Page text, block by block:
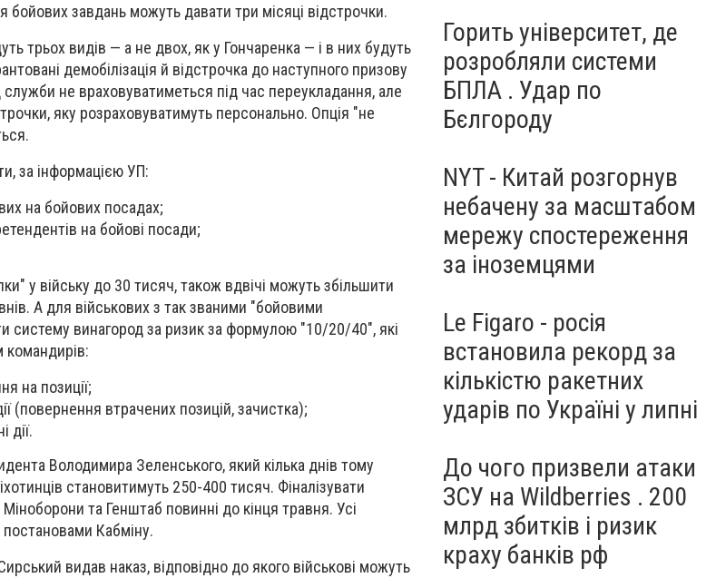
завдань можуть давати три місяці відстрочки.
трьох видів — а не двох, як у Гончаренка — і в них будуть
демобілізація й відстрочка до наступного призову
не враховуватиметься під час переукладання, але
яку розраховуватимуть персонально. Опція "не
за інформацією УП:
на бойових посадах;
на бойові посади;
у війську до 30 тисяч, також вдвічі можуть збільшити
А для військових з так званими "бойовими
систему винагород за ризик за формулою "10/20/40", які
командирів:
на позиції;
(повернення втрачених позицій, зачистка);
дії.
Володимира Зеленського, який кілька днів тому
становитимуть 250-400 тисяч. Фіналізувати
та Генштаб повинні до кінця травня. Усі
Кабміну.
видав наказ, відповідно до якого військові можуть
Горить університет, де
розробляли системи
БПЛА . Удар по
Бєлгороду
NYT - Китай розгорнув
небачену за масштабом
мережу спостереження
за іноземцями
Le Figaro - росія
встановила рекорд за
кількістю ракетних
ударів по Україні у липні
До чого призвели атаки
ЗСУ на Wildberries . 200
млрд збитків і ризик
краху банків рф